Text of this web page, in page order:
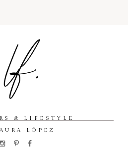
& LIFESTYLE
LÓPEZ